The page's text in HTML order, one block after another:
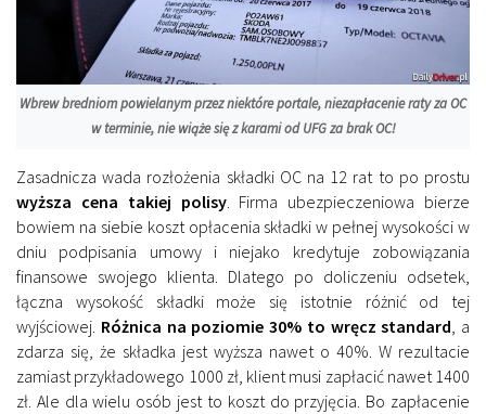
Wbrew bredniom powielanym przez niektóre portale, niezapłacenie raty za OC
w terminie, nie wiąże się z karami od UFG za brak OC!
Zasadnicza wada rozłożenia składki OC na 12 rat to po prostu
wyższa cena takiej polisy. Firma ubezpieczeniowa bierze
bowiem na siebie koszt opłacenia składki w pełnej wysokości w
dniu podpisania umowy i niejako kredytuje zobowiązania
finansowe swojego klienta. Dlatego po doliczeniu odsetek,
łączna wysokość składki może się istotnie różnić od tej
wyjściowej. Różnica na poziomie 30% to wręcz standard, a
zdarza się, że składka jest wyższa nawet o 40%. W rezultacie
zamiast przykładowego 1000 zł, klient musi zapłacić nawet 1400
zł. Ale dla wielu osób jest to koszt do przyjęcia. Bo zapłacenie